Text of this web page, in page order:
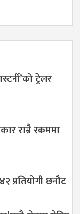
ट्रेलर
राम्रै रकममा
प्रतियोगी छनौट